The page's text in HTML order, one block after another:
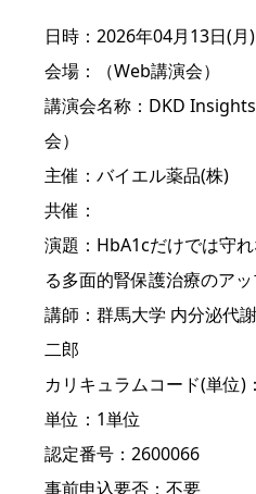
日時：2026年04月13日(月
会場：（Web講演会）
講演会名称：DKD
会）
主催：バイエル薬品(株)
共催：
演題：HbA1cだけでは守
る多面的腎保護治療のア
講師：群馬大学 内分泌代
二郎
カリキュラムコード(単位)
単位：1単位
認定番号：2600066
事前申込要否：不要